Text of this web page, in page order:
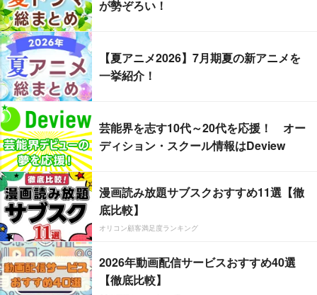
が勢ぞろい！
【夏アニメ2026】7月期夏の新アニメを
一挙紹介！
芸能界を志す10代～20代を応援！ オー
ディション・スクール情報はDeview
漫画読み放題サブスクおすすめ11選【徹
底比較】
オリコン顧客満足度ランキング
2026年動画配信サービスおすすめ40選
【徹底比較】